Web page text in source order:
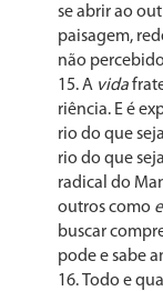
se abrir ao
paisagem,
não
A vida
riência. E é
rio do que
rio do que
radical do
outros como
buscar
pode e sabe
Todo e